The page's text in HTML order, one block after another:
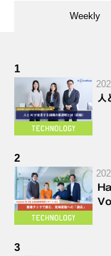
Weekly
1
人
2
3